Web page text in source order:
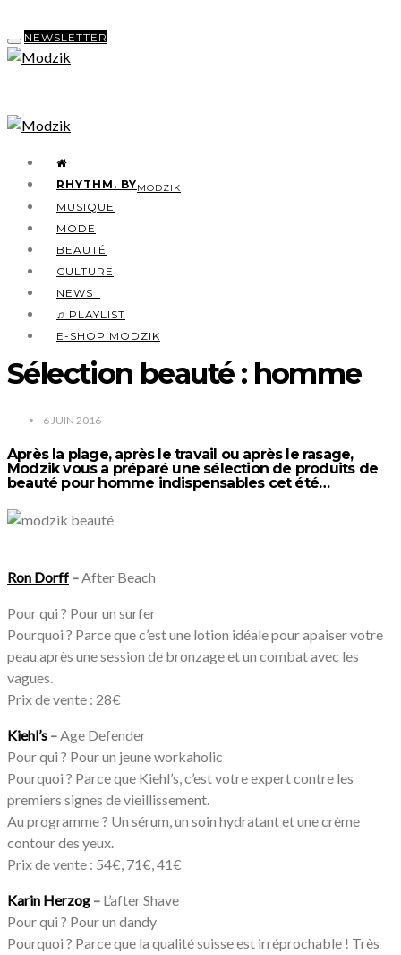
NEWSLETTER
RHYTHM. BYMODZIK
MUSIQUE
MODE
BEAUTÉ
CULTURE
NEWS !
♫ PLAYLIST
E-SHOP MODZIK
Sélection beauté : homme
6 JUIN 2016
Après la plage, après le travail ou après le rasage,
Modzik vous a préparé une sélection de produits de
beauté pour homme indispensables cet été…
Ron Dorff –After Beach
Pour qui ? Pour un surfer
Pourquoi ? Parce que c’est une lotion idéale pour apaiser votre
peau après une session de bronzage et un combat avec les
vagues.
Prix de vente : 28€
Kiehl’s –Age Defender
Pour qui ? Pour un jeune workaholic
Pourquoi ? Parce que Kiehl’s, c’est votre expert contre les
premiers signes de vieillissement.
Au programme ? Un sérum, un soin hydratant et une crème
contour des yeux.
Prix de vente : 54€, 71€, 41€
Karin Herzog – L’after Shave
Pour qui ? Pour un dandy
Pourquoi ? Parce que la qualité suisse est irréprochable ! Très